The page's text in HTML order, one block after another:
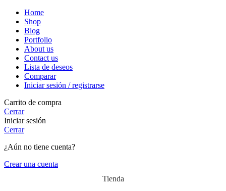
Home
Shop
Blog
Portfolio
About us
Contact us
Lista de deseos
Comparar
Iniciar sesión / registrarse
Carrito de compra
Cerrar
Iniciar sesión
Cerrar
¿Aún no tiene cuenta?
Crear una cuenta
Tienda